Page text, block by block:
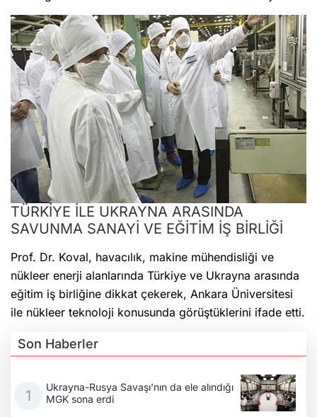
TÜRKİYE İLE UKRAYNA ARASINDA
SAVUNMA SANAYİ VE EĞİTİM İŞ BİRLİĞİ
Prof. Dr. Koval, havacılık, makine mühendisliği ve
nükleer enerji alanlarında Türkiye ve Ukrayna arasında
eğitim iş birliğine dikkat çekerek, Ankara Üniversitesi
ile nükleer teknoloji konusunda görüştüklerini ifade etti.
Son Haberler
Ukrayna-Rusya Savaşı'nın da ele alındığı
MGK sona erdi